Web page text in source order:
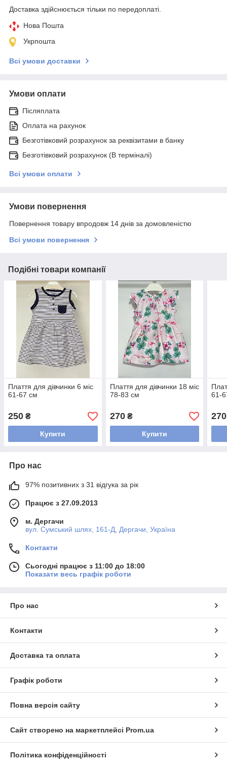
Доставка здійснюється тільки по передоплаті.
Нова Пошта
Укрпошта
Всі умови доставки
Умови оплати
Післяплата
Оплата на рахунок
Безготівковий розрахунок за реквізитами в банку
Безготівковий розрахунок (В терміналі)
Всі умови оплати
Умови повернення
Повернення товару впродовж 14 днів за домовленістю
Всі умови повернення
Подібні товари компанії
Плаття для дівчинки 6 міс
61-67 см
250 ₴
Купити
Плаття для дівчинки 18 міс
78-83 см
270₴
Купити
61-
270
Про нас
97% позитивних з 31 відгука за рік
Працює з 27.09.2013
м. Дергачи
вул. Сумський шлях, 161-Д, Дергачи, Україна
Контакти
Сьогодні працює з 11:00 до 18:00
Показати весь графік роботи
Про нас
Контакти
Доставка та оплата
Графік роботи
Повна версія сайту
Сайт створено на маркетплейсі Prom.ua
Політика конфіденційності